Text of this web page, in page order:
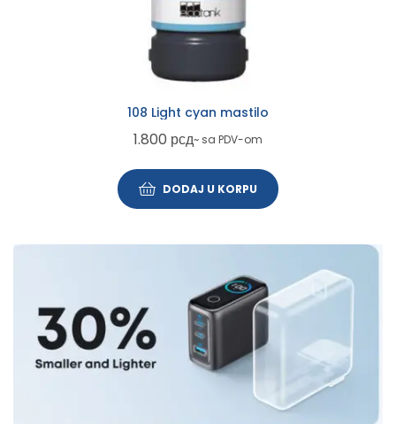
108 Light cyan mastilo
1.800 рсд~ sa PDV-om
DODAJ U KORPU